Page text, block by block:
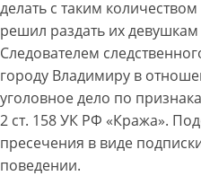
делать с таким
решил раздать их девушкам
Следователем
городу Владимиру в
уголовное дело по
2 ст. 158 УК РФ «Кража».
пресечения в виде
поведении.